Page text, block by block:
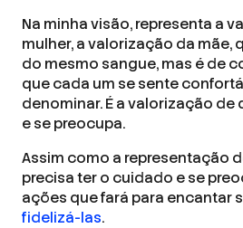
Na minha visão, representa a
mulher, a valorização da mãe,
do mesmo sangue, mas é de
que cada um se sente
denominar. É a valorização de
e se preocupa.
Assim como a representação
precisa ter o cuidado e se
ações que fará para encantar
fidelizá-las.